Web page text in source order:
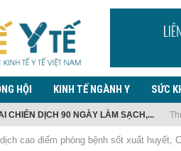
HỘI KINH TẾ NGÀNH Y SỨC
CHIẾN DỊCH 90 NGÀY LÀM SẠCH,...
KHOA HỌC KINH TẾ Y...
PHÒNG CHỐNG EBOLA, LƯU Ý
ĐỊNH QUẢN LÝ NHIỆM VỤ...
MUA, SỬ DỤNG THUỐC LÁ...
TIN DIỄN BIẾN PHỨC...
SÁT TRONG PHÒNG, CHỐNG BỆNH...
Y TẾ ĐỐI VỚI NGƯỜI NHẬP...
PHẠM THỊ THANH TRÀ CHIA...
cao điểm phòng bệnh sốt xuất huyết,